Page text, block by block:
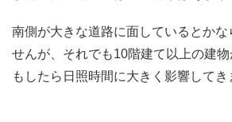
南側が大きな道路に面しているとかな
せんが、それでも10階建て以上の建
もしたら日照時間に大きく影響してき